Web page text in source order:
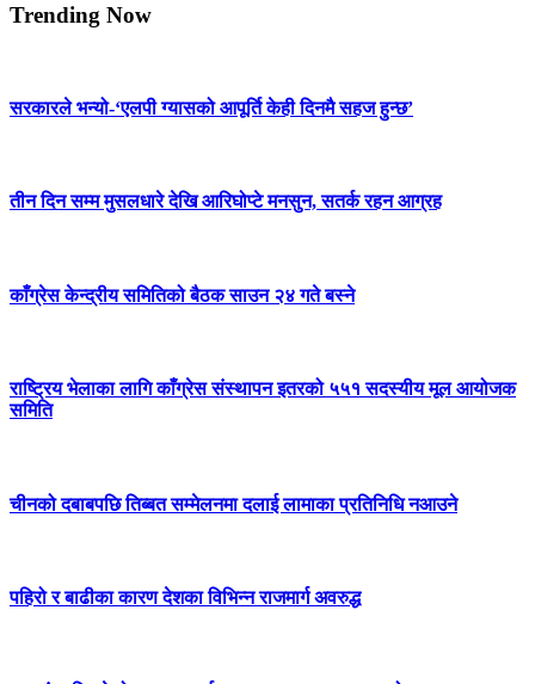
Trending Now
सरकारले भन्यो-‘एलपी ग्यासको आपूर्ति केही दिनमै सहज हुन्छ’
तीन दिन सम्म मुसलधारे देखि आरिघोप्टे मनसुन, सतर्क रहन आग्रह
काँग्रेस केन्द्रीय समितिको बैठक साउन २४ गते बस्ने
राष्ट्रिय भेलाका लागि काँग्रेस संस्थापन इतरको ५५१ सदस्यीय मूल आयोजक
समिति
चीनको दबाबपछि तिब्बत सम्मेलनमा दलाई लामाका प्रतिनिधि नआउने
पहिरो र बाढीका कारण देशका विभिन्न राजमार्ग अवरुद्ध